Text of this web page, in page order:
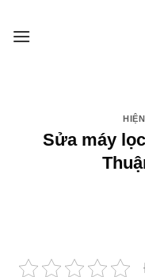
Sửa máy